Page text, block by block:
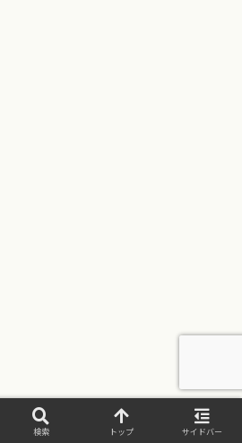
検索 トップ サイドバー